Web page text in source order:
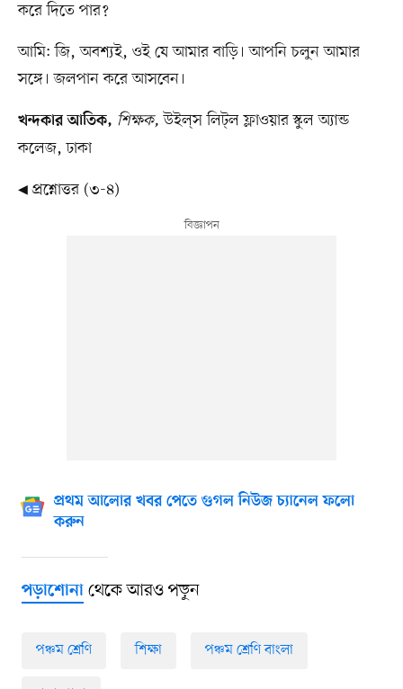
করে দিতে পার?
আমি: জি, অবশ্যই, ওই যে আমার বাড়ি। আপনি চলুন আমার
সঙ্গে। জলপান করে আসবেন।
খন্দকার আতিক, শিক্ষক,উইল্​স লিট্​ল ফ্লাওয়ার স্কুল অ্যান্ড
কলেজ, ঢাকা
◀ প্রশ্নোত্তর (৩-৪)
প্রথম আলোর খবর পেতে গুগল নিউজ চ্যানেল ফলো
করুন
পড়াশোনাথেকে আরও পড়ুন
পঞ্চম শ্রেণি শিক্ষা পঞ্চম শ্রেণি বাংলা